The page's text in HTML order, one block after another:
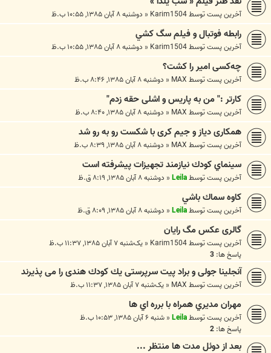
آخرین پست توسطKarim1504
« دوشنبه ۸ آبان ۱۳۸۵, ۱۰:۵۵ ب.ظ
رابطه فوتبال و فيلم سگ كشي
آخرین پست توسطKarim1504
« دوشنبه ۸ آبان ۱۳۸۵, ۱۰:۵۵ ب.ظ
چه‌کسی امیر را کشت؟
آخرین پست توسطMAX
« دوشنبه ۸ آبان ۱۳۸۵, ۸:۴۶ ب.ظ
کارتر :" من به پاریس و اشلی حقه زدم"
آخرین پست توسطMAX
« دوشنبه ۸ آبان ۱۳۸۵, ۸:۴۰ ب.ظ
همکاری دیاز و جیم کری با شکست رو به رو شد
آخرین پست توسطMAX
« دوشنبه ۸ آبان ۱۳۸۵, ۸:۳۹ ب.ظ
سينماي كودك نيازمند تجهيزات پيشرفته است
آخرین پست توسطLeila
« دوشنبه ۸ آبان ۱۳۸۵, ۸:۱۹ ق.ظ
كاوه سماك باشي
آخرین پست توسطLeila
« دوشنبه ۸ آبان ۱۳۸۵, ۸:۰۹ ق.ظ
گالری عکس مگ رایان
آخرین پست توسطKarim1504
« یک‌شنبه ۷ آبان ۱۳۸۵, ۱۱:۳۷ ب.ظ
پاسخ ها: 3
آنجلینا جولی و براد پیت سرپرستی یك كودك هندی را می پذیرند
آخرین پست توسطMAX
« یک‌شنبه ۷ آبان ۱۳۸۵, ۱۱:۳۷ ب.ظ
مهران مديري همراه با برره اي ها
آخرین پست توسطLeila
« شنبه ۶ آبان ۱۳۸۵, ۱۰:۵۳ ب.ظ
پاسخ ها: 2
بعد از دوئل مدت ها منتظر ...